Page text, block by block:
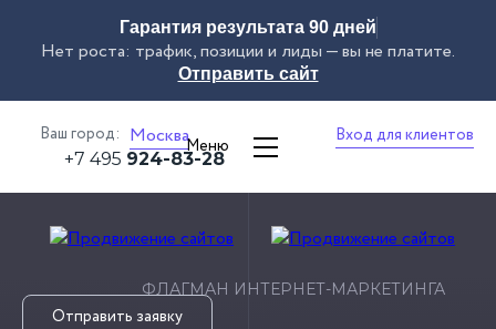
Гарантия результата 90 дней
Нет роста: трафик, позиции и лиды — вы не платите.
Отправить сайт
Ваш город: МоскваМеню
Вход для клиентов
+7 495 924-83-28
ФЛАГМАН ИНТЕРНЕТ-МАРКЕТИНГА
Отправить заявку